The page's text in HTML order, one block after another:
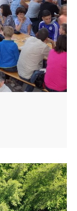
se révèle
les courbes
des